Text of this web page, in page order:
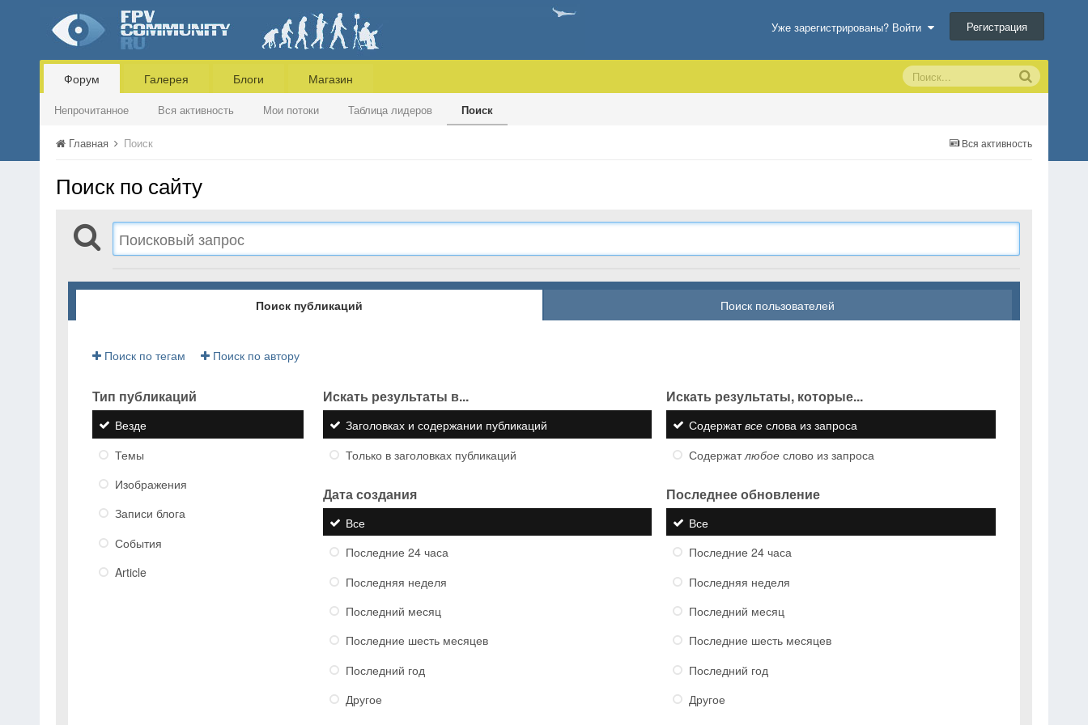
Уже зарегистрированы? Войти Регистрация
Форум
Непрочитанное Вся активность Мои потоки Таблица лидеров Поиск
Галерея Блоги Магазин
Вся активность
Главная Поиск
Поиск по сайту
Поиск публикаций Поиск пользователей
Поиск по тегам Поиск по автору
Тип публикаций
Везде
Темы
Изображения
Записи блога
События
Article
Искать результаты в...
Заголовках и содержании публикаций
Только в заголовках публикаций
Искать результаты, которые...
Содержатвсеслова из запроса
Содержатлюбоеслово из запроса
Дата создания
Все
Последние 24 часа
Последняя неделя
Последний месяц
Последние шесть месяцев
Последний год
Другое
Последнее обновление
Все
Последние 24 часа
Последняя неделя
Последний месяц
Последние шесть месяцев
Последний год
Другое